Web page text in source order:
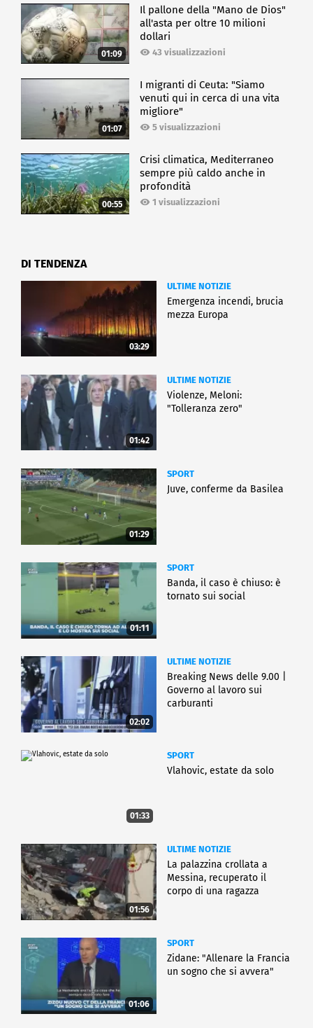
01:09
Il pallone della "Mano de Dios"
all'asta per oltre 10 milioni
dollari
43 visualizzazioni
01:07
I migranti di Ceuta: "Siamo
venuti qui in cerca di una vita
migliore"
5 visualizzazioni
00:55
Crisi climatica, Mediterraneo
sempre più caldo anche in
profondità
1 visualizzazioni
DI TENDENZA
03:29
ULTIME NOTIZIE
Emergenza incendi, brucia
mezza Europa
01:42
ULTIME NOTIZIE
Violenze, Meloni:
"Tolleranza zero"
01:29
SPORT
Juve, conferme da Basilea
01:11
SPORT
Banda, il caso è chiuso: è
tornato sui social
02:02
ULTIME NOTIZIE
Breaking News delle 9.00 |
Governo al lavoro sui
carburanti
01:33
SPORT
Vlahovic, estate da solo
01:56
ULTIME NOTIZIE
La palazzina crollata a
Messina, recuperato il
corpo di una ragazza
01:06
SPORT
Zidane: "Allenare la Francia
un sogno che si avvera"